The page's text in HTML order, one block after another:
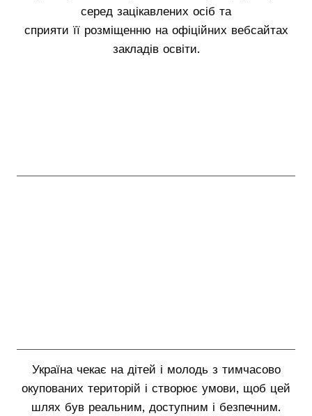
серед зацікавлених осіб та
сприяти її розміщенню на офіційних вебсайтах
закладів освіти.
Україна чекає на дітей і молодь з тимчасово
окупованих територій і створює умови, щоб цей
шлях був реальним, доступним і безпечним.